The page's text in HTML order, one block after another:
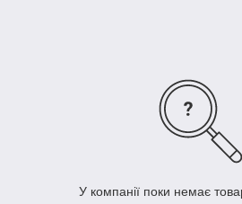
У компанії поки немає